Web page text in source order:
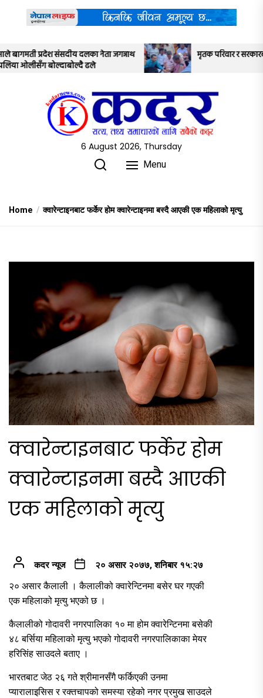
content
जगन्नाथ मृतक परिवार र सरकारबीच ७ बुँदे सहमति
6 August 2026, Thursday
Menu
Home क्वारेन्टाइनबाट फर्केर होम क्वारेन्टाइनमा बस्दै आएकी एक महिलाको मृत्यु
क्वारेन्टाइनबाट फर्केर होम
क्वारेन्टाइनमा बस्दै आएकी
एक महिलाको मृत्यु
कदर न्यूज २० असार २०७७, शनिबार १५:२७
२० असार कैलाली । कैलालीको क्वारेन्टिनमा बसेर घर गएकी
एक महिलाको मृत्यु भएको छ ।
कैलालीको गोदावरी नगरपालिका १० मा होम क्वारेन्टिनमा बसेकी
४८ बर्सिया महिलाको मृत्यु भएको गोदावरी नगरपालिकाका मेयर
हरिसिंह साउदले बताए ।
भारतबाट जेठ २६ गते श्रीमानसँगै फर्किएकी उनमा
प्यारालाइसिस र रक्तचापको समस्या रहेको नगर प्रमुख साउदले